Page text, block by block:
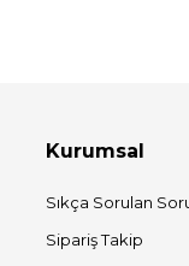
Kurumsal
Sıkça Sorulan
Sipariş Takip